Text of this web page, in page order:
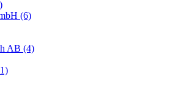
(6)
AB (4)